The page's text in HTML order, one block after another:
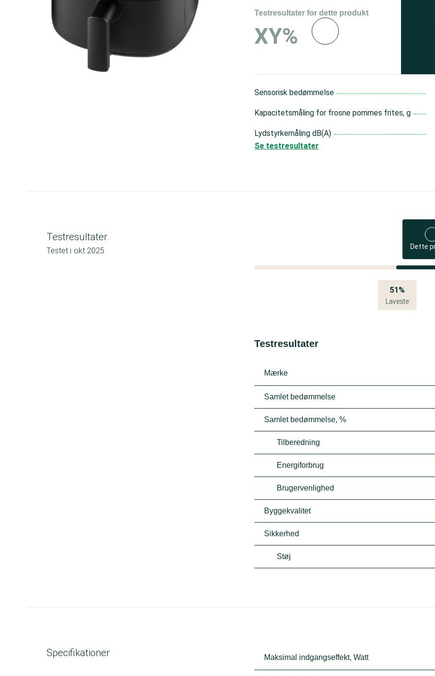
Testresultater for dette produkt
XY%
Sensorisk bedømmelse
Kapacitetsmåling for frosne pommes frites, g
Lydstyrkemåling dB(A)
Se testresultater
Testresultater
Testet i okt 2025 Dette
51%
Laveste
Testresultater
Mærke
Samlet bedømmelse
Samlet bedømmelse, %
Tilberedning
Energiforbrug
Brugervenlighed
Byggekvalitet
Sikkerhed
Støj
Specifikationer Maksimal indgangseffekt, Watt